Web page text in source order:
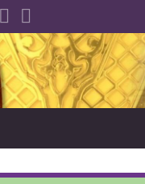
for: